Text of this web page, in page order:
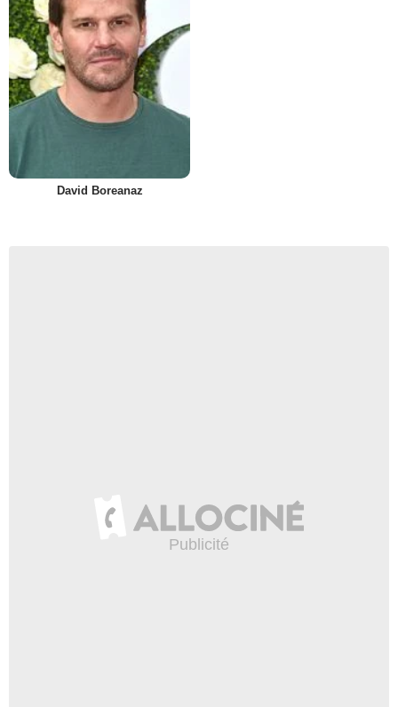
David Boreanaz